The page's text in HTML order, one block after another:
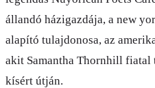
állandó házigazdája, a new
alapító tulajdonosa, az
akit Samantha Thornhill
kísért útján.